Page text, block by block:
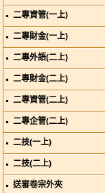
二專資管(一上)
二專財金(一上)
二專外語(二上)
二專財金(二上)
二專資管(二上)
二專企管(二上)
二技(一上)
二技(二上)
送審卷宗外夾